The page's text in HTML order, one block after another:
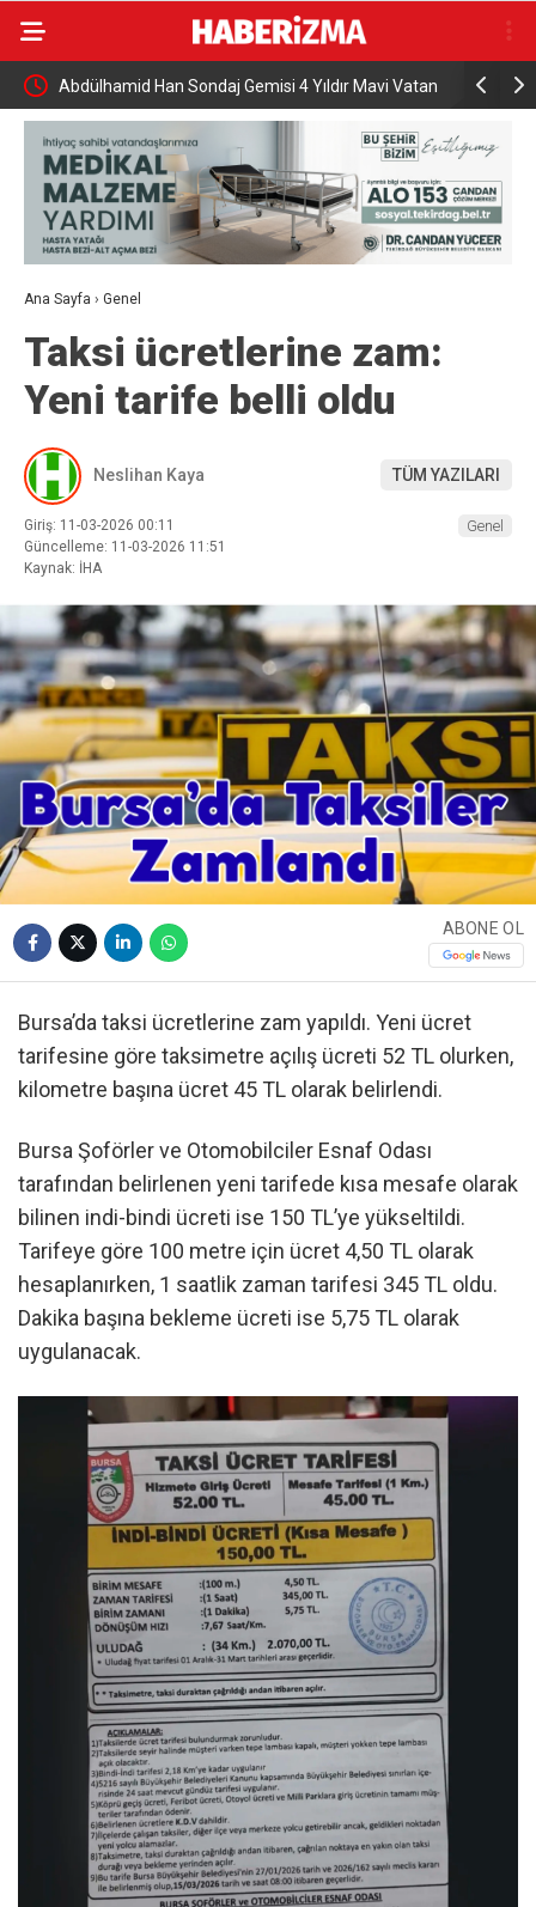
Mavi Vatan AK Parti İstanbul’dan “AK Belediyeciliği Yerinde Gör”
programı
Ana Sayfa › Genel
Taksi ücretlerine zam:
Yeni tarife belli oldu
Neslihan Kaya TÜM YAZILARI
Giriş: 11-03-2026 00:11
Güncelleme: 11-03-2026 11:51
Kaynak: İHA
Genel
ABONE OL
Bursa’da taksi ücretlerine zam yapıldı. Yeni ücret
tarifesine göre taksimetre açılış ücreti 52 TL olurken,
kilometre başına ücret 45 TL olarak belirlendi.
Bursa Şoförler ve Otomobilciler Esnaf Odası
tarafından belirlenen yeni tarifede kısa mesafe olarak
bilinen indi-bindi ücreti ise 150 TL’ye yükseltildi.
Tarifeye göre 100 metre için ücret 4,50 TL olarak
hesaplanırken, 1 saatlik zaman tarifesi 345 TL oldu.
Dakika başına bekleme ücreti ise 5,75 TL olarak
uygulanacak.